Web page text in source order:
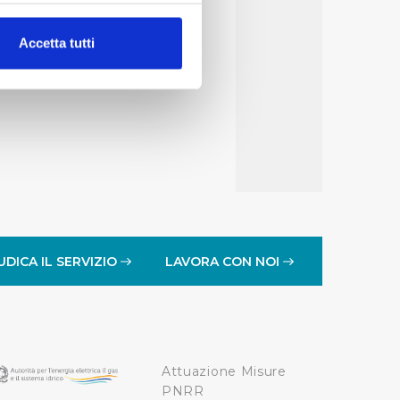
(impronte
che l’Utente ha fornito
i singoli cookie
Accetta tutti
IL SERVIZIO LAVORA CON NOI
Attuazione Misure
PNRR